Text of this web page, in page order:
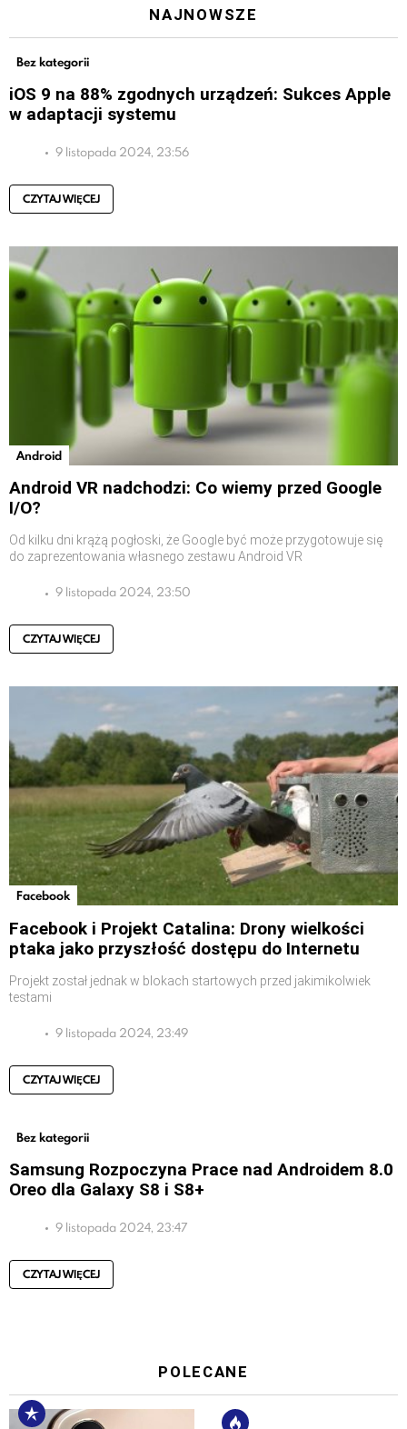
NAJNOWSZE
Bez kategorii
iOS 9 na 88% zgodnych urządzeń: Sukces Apple
w adaptacji systemu
9 listopada 2024, 23:56
CZYTAJ WIĘCEJ
Android
Android VR nadchodzi: Co wiemy przed Google
I/O?
Od kilku dni krążą pogłoski, że Google być może przygotowuje się
do zaprezentowania własnego zestawu Android VR
9 listopada 2024, 23:50
CZYTAJ WIĘCEJ
Facebook
Facebook i Projekt Catalina: Drony wielkości
ptaka jako przyszłość dostępu do Internetu
Projekt został jednak w blokach startowych przed jakimikolwiek
testami
9 listopada 2024, 23:49
CZYTAJ WIĘCEJ
Bez kategorii
Samsung Rozpoczyna Prace nad Androidem 8.0
Oreo dla Galaxy S8 i S8+
9 listopada 2024, 23:47
CZYTAJ WIĘCEJ
POLECANE